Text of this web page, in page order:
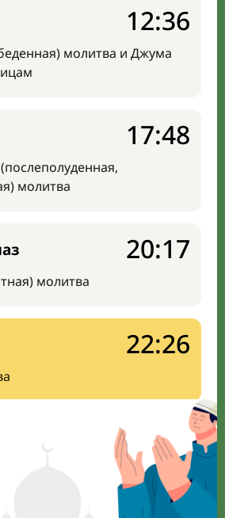
молитва и Джума
12:36
молитва
17:48
молитва
20:17
22:26